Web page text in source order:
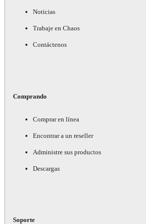
Noticias
Trabaje en Chaos
Contáctenos
Comprando
Comprar en línea
Encontrar a un reseller
Administre sus productos
Descargas
Soporte